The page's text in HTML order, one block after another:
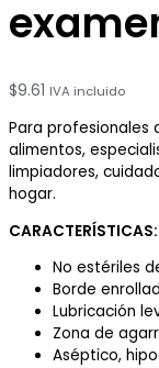
$9.61 IVA incluido
Para profesionales
alimentos,
limpiadores,
hogar.
CARACTERÍSTICAS:
No estériles
Borde
Lubricación
Zona de
Aséptico,